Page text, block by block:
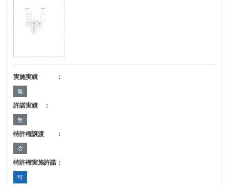
実施実績 ：
無
許諾実績 ：
無
特許権譲渡 ：
否
特許権実施許諾：
可